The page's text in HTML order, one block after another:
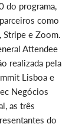
do programa,
como
Stripe e Zoom.
Attendee
realizada pela
Lisboa e
Negócios
as três
do